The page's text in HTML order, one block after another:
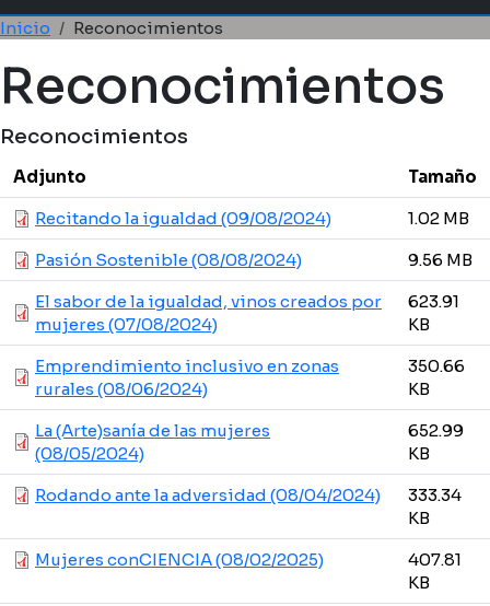
Ruta de navegación
Inicio Reconocimientos
Reconocimientos
Reconocimientos
Adjunto
Tamaño
Recitando la igualdad (09/08/2024)
1.02 MB
Pasión Sostenible (08/08/2024)
9.56 MB
El sabor de la igualdad, vinos creados por
mujeres (07/08/2024)
623.91
KB
Emprendimiento inclusivo en zonas
rurales (08/06/2024)
350.66
KB
La (Arte)sanía de las mujeres
(08/05/2024)
652.99
KB
Rodando ante la adversidad (08/04/2024)
333.34
KB
Mujeres conCIENCIA (08/02/2025)
407.81
KB